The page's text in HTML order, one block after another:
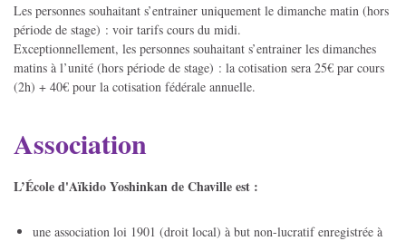
Les personnes souhaitant s’entrainer uniquement le dimanche matin (hors
période de stage) : voir tarifs cours du midi.
Exceptionnellement, les personnes souhaitant s’entrainer les dimanches
matins à l’unité (hors période de stage) : la cotisation sera 25€ par cours
(2h) + 40€ pour la cotisation fédérale annuelle.
Association
L’École d'Aïkido Yoshinkan de Chaville est :
une association loi 1901 (droit local) à but non-lucratif enregistrée à